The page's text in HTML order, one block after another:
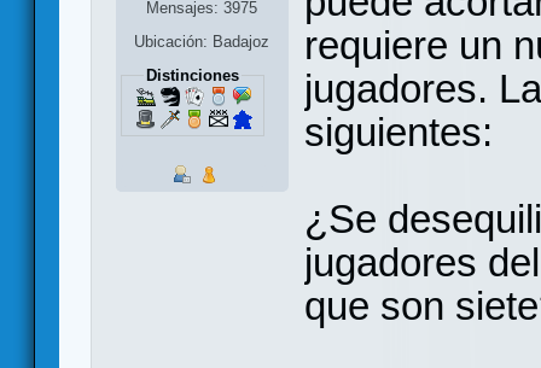
Mensajes: 3975
Ubicación: Badajoz
Distinciones
requiere un
jugadores.
siguientes:
¿Se
jugadores
que son